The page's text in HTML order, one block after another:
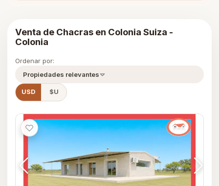
Venta de Chacras en Colonia Suiza -
Colonia
Ordenar por:
Propiedades relevantes
USD $U